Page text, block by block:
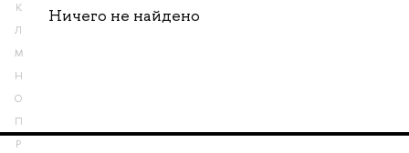
К
Л
М
Н
О
П
Р
Ничего не найдено